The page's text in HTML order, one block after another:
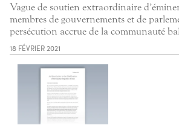
Vague de soutien extraordinaire
membres de gouvernements et de
persécution accrue de la communauté
18 FÉVRIER 2021